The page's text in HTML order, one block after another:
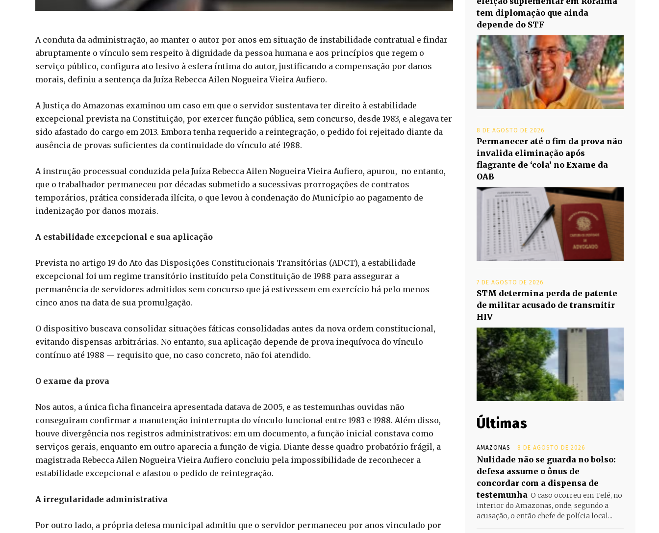
A conduta da administração, ao manter o autor por anos em situação de instabilidade contratual e findar
abruptamente o vínculo sem respeito à dignidade da pessoa humana e aos princípios que regem o
serviço público, configura ato lesivo à esfera íntima do autor, justificando a compensação por danos
morais, definiu a sentença da Juíza Rebecca Ailen Nogueira Vieira Aufiero.
A Justiça do Amazonas examinou um caso em que o servidor sustentava ter direito à estabilidade
excepcional prevista na Constituição, por exercer função pública, sem concurso, desde 1983, e alegava ter
sido afastado do cargo em 2013. Embora tenha requerido a reintegração, o pedido foi rejeitado diante da
ausência de provas suficientes da continuidade do vínculo até 1988.
A instrução processual conduzida pela Juíza Rebecca Ailen Nogueira Vieira Aufiero, apurou, no entanto,
que o trabalhador permaneceu por décadas submetido a sucessivas prorrogações de contratos
temporários, prática considerada ilícita, o que levou à condenação do Município ao pagamento de
indenização por danos morais.
A estabilidade excepcional e sua aplicação
Prevista no artigo 19 do Ato das Disposições Constitucionais Transitórias (ADCT), a estabilidade
excepcional foi um regime transitório instituído pela Constituição de 1988 para assegurar a
permanência de servidores admitidos sem concurso que já estivessem em exercício há pelo menos
cinco anos na data de sua promulgação.
O dispositivo buscava consolidar situações fáticas consolidadas antes da nova ordem constitucional,
evitando dispensas arbitrárias. No entanto, sua aplicação depende de prova inequívoca do vínculo
contínuo até 1988 — requisito que, no caso concreto, não foi atendido.
O exame da prova
Nos autos, a única ficha financeira apresentada datava de 2005, e as testemunhas ouvidas não
conseguiram confirmar a manutenção ininterrupta do vínculo funcional entre 1983 e 1988. Além disso,
houve divergência nos registros administrativos: em um documento, a função inicial constava como
serviços gerais, enquanto em outro aparecia a função de vigia. Diante desse quadro probatório frágil, a
magistrada Rebecca Ailen Nogueira Vieira Aufiero concluiu pela impossibilidade de reconhecer a
estabilidade excepcional e afastou o pedido de reintegração.
A irregularidade administrativa
Por outro lado, a própria defesa municipal admitiu que o servidor permaneceu por anos vinculado por
tem diplomação que ainda
depende do STF
8 DE AGOSTO DE 2026
Permanecer até o fim da prova não
invalida eliminação após
flagrante de ‘cola’ no Exame da
OAB
7 DE AGOSTO DE 2026
STM determina perda de patente
de militar acusado de transmitir
HIV
Últimas
AMAZONAS 8 DE AGOSTO DE 2026
Nulidade não se guarda no bolso:
defesa assume o ônus de
concordar com a dispensa de
testemunha O caso ocorreu em Tefé, no
interior do Amazonas, onde, segundo a
acusação, o então chefe de polícia local...